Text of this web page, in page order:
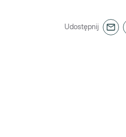
Udostępnij